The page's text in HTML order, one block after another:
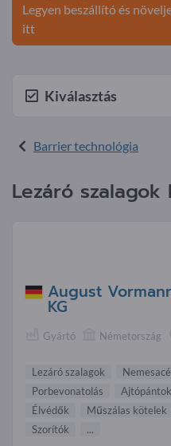
Legyen beszállító és
itt
Kiválasztás
Barrier technológia
Lezáró
August
KG
Gyártó Németország
Lezáró szalagok
Porbevonatolás
Ajtópántok
Élvédők
Műszálas kötelek
Szorítók
...